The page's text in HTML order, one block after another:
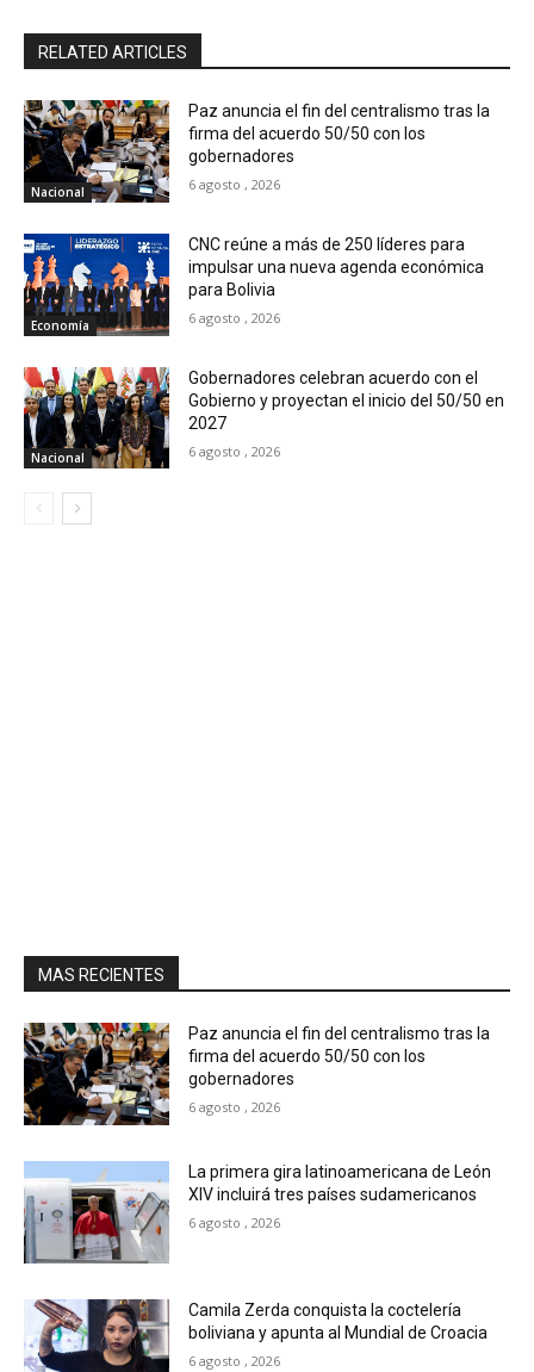
RELATED ARTICLES
Nacional
Paz anuncia el fin del centralismo tras la
firma del acuerdo 50/50 con los
gobernadores
6 agosto , 2026
Economía
CNC reúne a más de 250 líderes para
impulsar una nueva agenda económica
para Bolivia
6 agosto , 2026
Nacional
Gobernadores celebran acuerdo con el
Gobierno y proyectan el inicio del 50/50 en
2027
6 agosto , 2026
MAS RECIENTES
Paz anuncia el fin del centralismo tras la
firma del acuerdo 50/50 con los
gobernadores
6 agosto , 2026
La primera gira latinoamericana de León
XIV incluirá tres países sudamericanos
6 agosto , 2026
Camila Zerda conquista la coctelería
boliviana y apunta al Mundial de Croacia
6 agosto , 2026